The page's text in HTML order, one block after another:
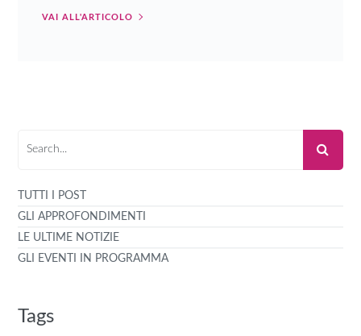
VAI ALL'ARTICOLO
TUTTI I POST
GLI APPROFONDIMENTI
LE ULTIME NOTIZIE
GLI EVENTI IN PROGRAMMA
Tags